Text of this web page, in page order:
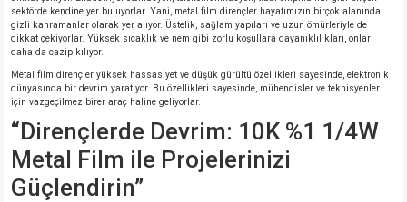
sektörde kendine yer buluyorlar. Yani, metal film dirençler hayatımızın birçok alanında
gizli kahramanlar olarak yer alıyor. Üstelik, sağlam yapıları ve uzun ömürleriyle de
dikkat çekiyorlar. Yüksek sıcaklık ve nem gibi zorlu koşullara dayanıklılıkları, onları
daha da cazip kılıyor.
Metal film dirençler yüksek hassasiyet ve düşük gürültü özellikleri sayesinde, elektronik
dünyasında bir devrim yaratıyor. Bu özellikleri sayesinde, mühendisler ve teknisyenler
için vazgeçilmez birer araç haline geliyorlar.
“Dirençlerde Devrim: 10K %1 1/4W
Metal Film ile Projelerinizi
Güçlendirin”